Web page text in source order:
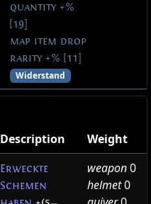
quantity +%
[19]
map item drop
rarity +% [11]
Widerstand
Description
Weight
Erweckte
Schemen
weapon0
helmet0